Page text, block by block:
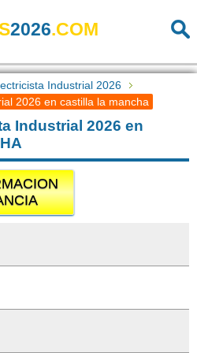
2026.COM
Industrial 2026
2026 en castilla la mancha
Industrial 2026 en